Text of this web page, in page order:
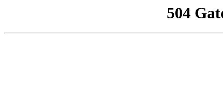
504